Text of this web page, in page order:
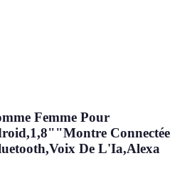
Femme Pour
Connectée
De L'Ia,Alexa